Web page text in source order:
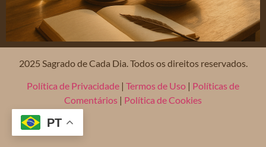
2025 Sagrado de Cada Dia. Todos os direitos reservados.
Política de Privacidade | Termos de Uso | Políticas de
Comentários | Política de Cookies
PT